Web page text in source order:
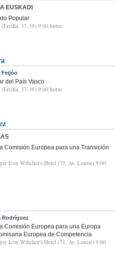
EUSKADI
Popular
37-39) 9:00 horas
Feijóo
del País Vasco
37-39) 9:00 horas
Comisión Europea para una Transición
Icon Wiltcher's Hotel (71, Av. Louise) 9:00
Rodríguez
Comisión Europea para una Europa
Europea de Competencia
Icon Wiltcher's Hotel (71, Av. Louise) 9:00